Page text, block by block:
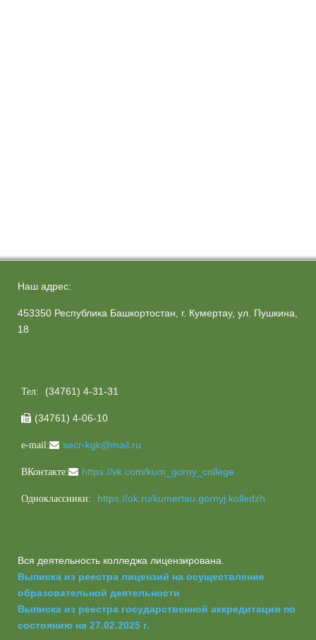
Наш адрес:
453350 Республика Башкортостан, г. Кумертау, ул. Пушкина,
18
Тел: (34761) 4-31-31
 (34761) 4-06-10
e-mail: secr-kgk@mail.ru
ВКонтакте: https://vk.com/kum_gorny_college
Одноклассники: https://ok.ru/kumertau.gornyj.kolledzh
Вся деятельность колледжа лицензирована.
Выписка из реестра лицензий на осуществление
образовательной деятельности
Выписка из реестра государственной аккредитации по
состоянию на 27.02.2025 г.